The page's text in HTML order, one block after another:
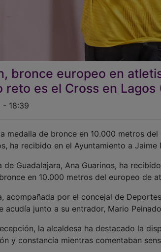
bronce europeo en
reto es el Cross en Lagos
18:39
medalla de bronce en 10.000 metros
ha recibido en el Ayuntamiento a Jaime
de Guadalajara, Ana Guarinos, ha
en 10.000 metros del europeo de
acompañada por el concejal de
acudía junto a su entrador, Mario
la alcaldesa ha destacado la
y constancia mientras comentaban